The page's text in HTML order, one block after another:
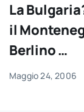
La
il
Berlino …
Maggio 24, 2006